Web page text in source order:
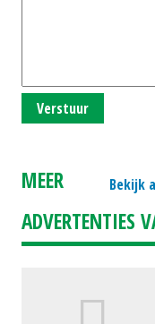
Verstuur
Bekijk
MEER
ADVERTENTIES